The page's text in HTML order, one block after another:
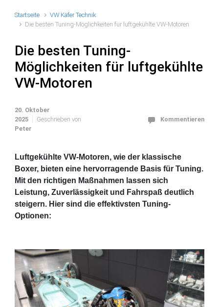
Startseite
VW Käfer Technik
Die besten Tuning-Möglichkeiten für luftgekühlte VW-Motoren
Die besten Tuning-
Möglichkeiten für luftgekühlte
VW-Motoren
20. Oktober
2025
Geschrieben von
Peter
Kommentieren
Luftgekühlte VW-Motoren, wie der klassische
Boxer, bieten eine hervorragende Basis für Tuning.
Mit den richtigen Maßnahmen lassen sich
Leistung, Zuverlässigkeit und Fahrspaß deutlich
steigern. Hier sind die effektivsten Tuning-
Optionen: